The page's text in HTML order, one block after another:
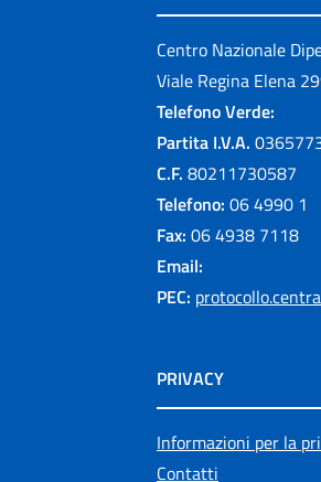
Centro Nazionale
Viale Regina Elena
Telefono Verde:
Partita I.V.A.
C.F. 80211730587
Telefono: 06 4990 1
Fax: 06 4938 7118
Email:
PEC:
PRIVACY
Informazioni per la
Contatti